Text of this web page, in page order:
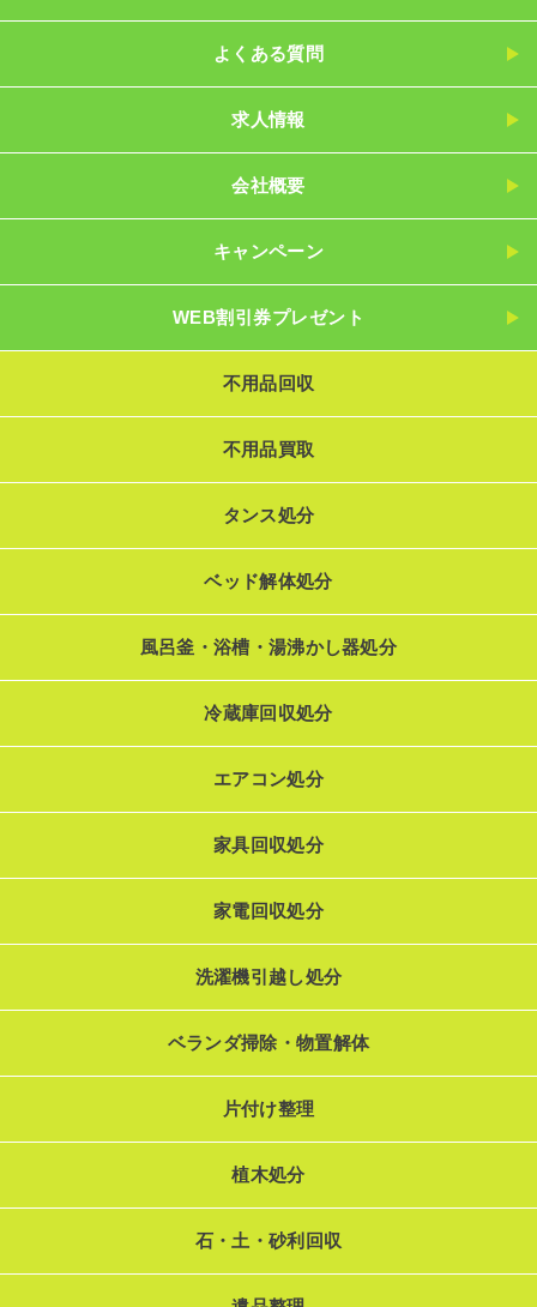
よくある質問
求人情報
会社概要
キャンペーン
WEB割引券プレゼント
不用品回収
不用品買取
タンス処分
ベッド解体処分
風呂釜・浴槽・湯沸かし器処分
冷蔵庫回収処分
エアコン処分
家具回収処分
家電回収処分
洗濯機引越し処分
ベランダ掃除・物置解体
片付け整理
植木処分
石・土・砂利回収